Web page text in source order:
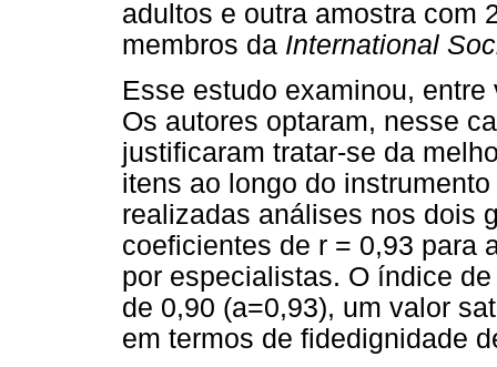
adultos e outra amostra com
membros da International
Esse estudo examinou,
Os autores optaram, nesse
justificaram tratar-se da
itens ao longo do
realizadas análises nos dois
coeficientes de r = 0,93 para
por especialistas. O índice
de 0,90 (a=0,93), um valor
em termos de fidedignidade